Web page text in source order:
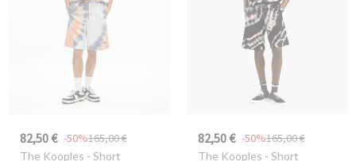
82,50 € 165,00 €
-50%
The Kooples - Short
82,50 € 165,00 €
-50%
The Kooples - Short